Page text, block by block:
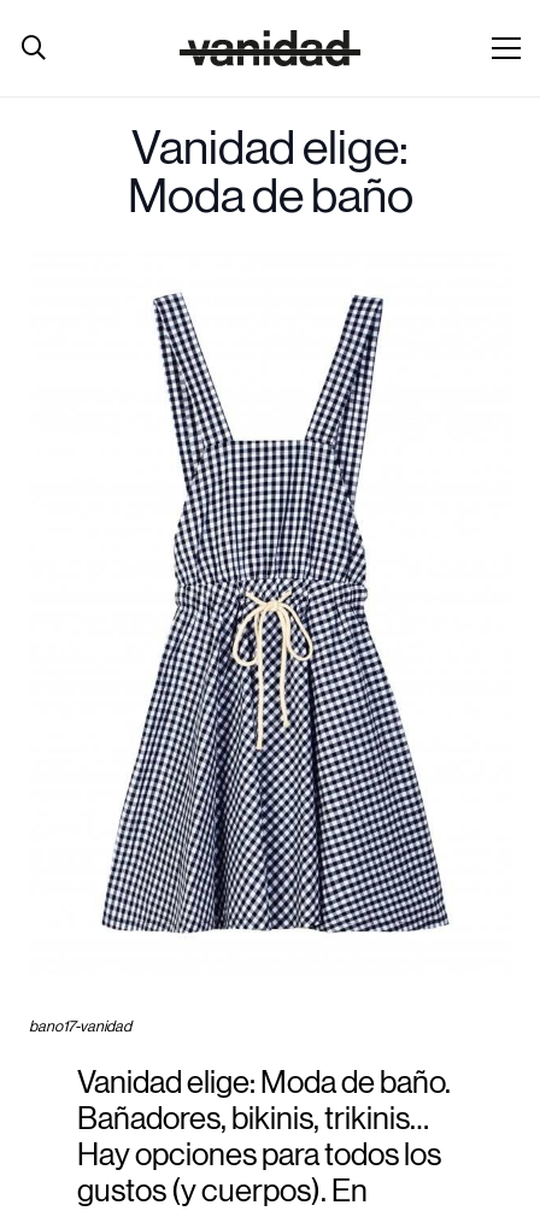
Vanidad elige:
Moda de baño
bano17-vanidad
Vanidad elige: Moda de baño.
Bañadores, bikinis, trikinis…
Hay opciones para todos los
gustos (y cuerpos). En